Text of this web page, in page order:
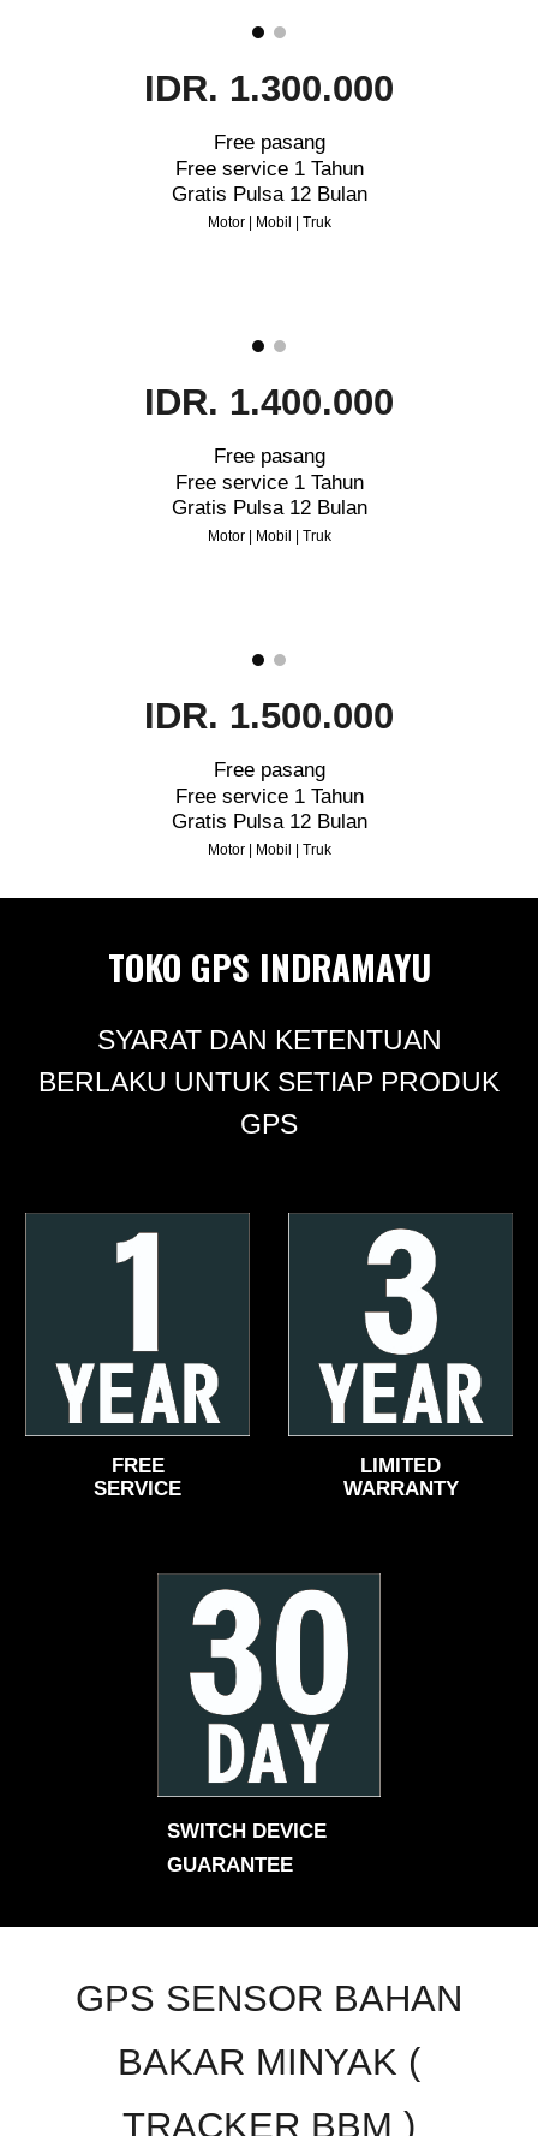
IDR. 1.300.000
Free pasang
Free service 1 Tahun
Gratis Pulsa 12 Bulan
Motor | Mobil | Truk
IDR. 1.400.000
Free pasang
Free service 1 Tahun
Gratis Pulsa 12 Bulan
Motor | Mobil | Truk
IDR. 1.500.000
Free pasang
Free service 1 Tahun
Gratis Pulsa 12 Bulan
Motor | Mobil | Truk
TOKO GPS INDRAMAYU
SYARAT DAN KETENTUAN
BERLAKU UNTUK SETIAP PRODUK
GPS
FREE
SERVICE
LIMITED
WARRANTY
SWITCH DEVICE
GUARANTEE
GPS SENSOR BAHAN
BAKAR MINYAK (
TRACKER BBM )